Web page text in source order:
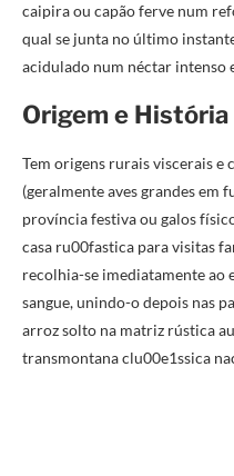
caipira ou capão ferve num
qual se junta no último
acidulado num néctar intenso
Origem e História
Tem origens rurais viscerais e
(geralmente aves grandes em
província festiva ou galos
casa ru00fastica para visitas
recolhia-se imediatamente
sangue, unindo-o depois nas
arroz solto na matriz rústica
transmontana clu00e1ssica